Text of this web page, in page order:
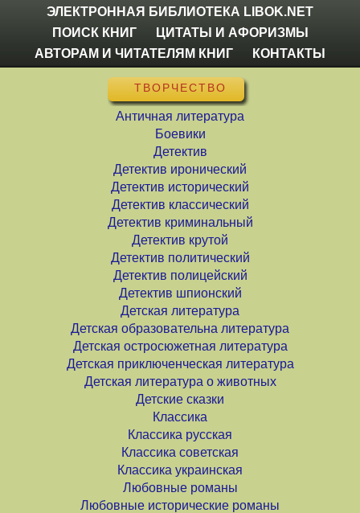
ЭЛЕКТРОННАЯ БИБЛИОТЕКА LIBOK.NET
ПОИСК КНИГ
ЦИТАТЫ И АФОРИЗМЫ
АВТОРАМ И ЧИТАТЕЛЯМ КНИГ
КОНТАКТЫ
ТВОРЧЕСТВО
Античная литература
Боевики
Детектив
Детектив иронический
Детектив исторический
Детектив классический
Детектив криминальный
Детектив крутой
Детектив политический
Детектив полицейский
Детектив шпионский
Детская литература
Детская образовательна литература
Детская остросюжетная литература
Детская приключенческая литература
Детская литература о животных
Детские сказки
Классика
Классика русская
Классика советская
Классика украинская
Любовные романы
Любовные исторические романы